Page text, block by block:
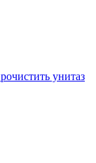
унитаз